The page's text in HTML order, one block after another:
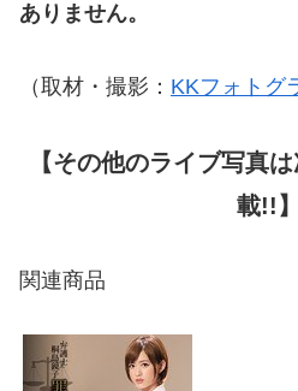
ありません。
（取材・撮影： KKフォトグ
【その他のライブ写真
載!!】
関連商品